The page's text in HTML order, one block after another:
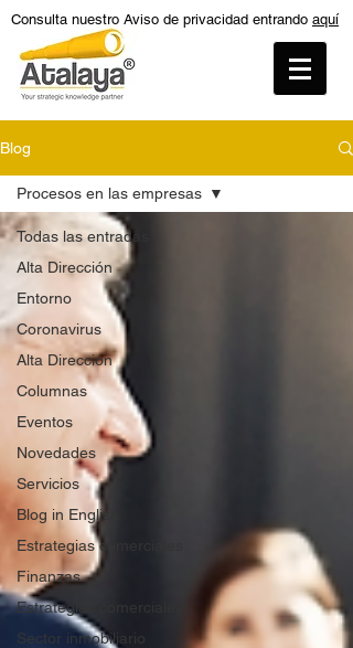
Consulta nuestro Aviso de privacidad entrando aquí
Blog
Todas las entradas
Alta Dirección
Entorno
Coronavirus
Alta Dirección
Columnas
Eventos
Novedades
Servicios
Blog in English
Estrategias comerciales
Finanzas
Estrategias comerciales
Sector inmobiliario
Procesos en las empresas